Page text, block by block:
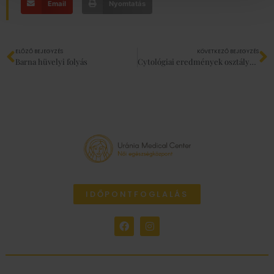
Email Nyomtatás
ELŐZŐ BEJEGYZÉS
Barna hüvelyi folyás
KÖVETKEZŐ BEJEGYZÉS
IDŐPONTFOGLALÁS